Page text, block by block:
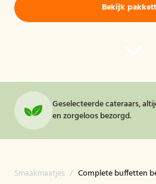
Bekijk
Geselecteerde cateraars,
en zorgeloos bezorgd.
Smaakmaatjes / Complete buffetten